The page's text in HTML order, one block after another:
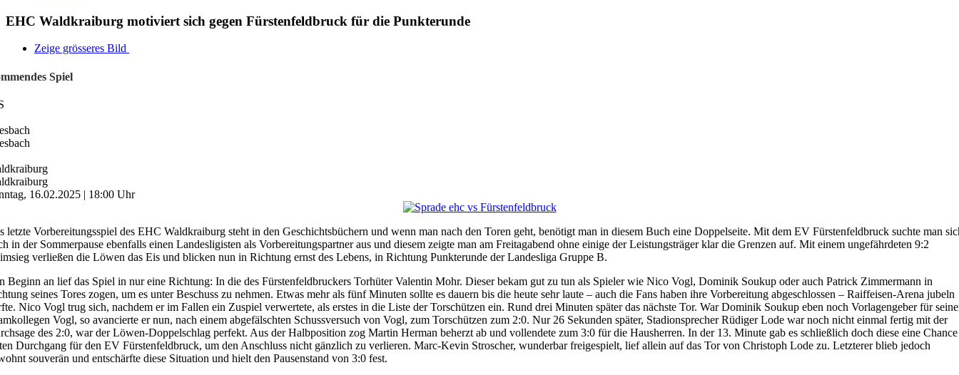
EHC Waldkraiburg motiviert sich gegen Fürstenfeldbruck für die Punkterunde
Zeige grösseres Bild
Spiel
16.02.2025 | 18:00 Uhr
letzte Vorbereitungsspiel des EHC Waldkraiburg steht in den Geschichtsbüchern und wenn man nach den Toren geht, benötigt man in diesem Buch eine Doppelseite. Mit dem EV Fürstenfeldbruck suchte man
in der Sommerpause ebenfalls einen Landesligisten als Vorbereitungspartner aus und diesem zeigte man am Freitagabend ohne einige der Leistungsträger klar die Grenzen auf. Mit einem ungefährdeten 9:2
verließen die Löwen das Eis und blicken nun in Richtung ernst des Lebens, in Richtung Punkterunde der Landesliga Gruppe B.
Beginn an lief das Spiel in nur eine Richtung: In die des Fürstenfeldbruckers Torhüter Valentin Mohr. Dieser bekam gut zu tun als Spieler wie Nico Vogl, Dominik Soukup oder auch Patrick Zimmermann in
seines Tores zogen, um es unter Beschuss zu nehmen. Etwas mehr als fünf Minuten sollte es dauern bis die heute sehr laute – auch die Fans haben ihre Vorbereitung abgeschlossen – Raiffeisen-Arena jubeln
Nico Vogl trug sich, nachdem er im Fallen ein Zuspiel verwertete, als erstes in die Liste der Torschützen ein. Rund drei Minuten später das nächste Tor. War Dominik Soukup eben noch Vorlagengeber für
Vogl, so avancierte er nun, nach einem abgefälschten Schussversuch von Vogl, zum Torschützen zum 2:0. Nur 26 Sekunden später, Stadionsprecher Rüdiger Lode war noch nicht einmal fertig mit der
des 2:0, war der Löwen-Doppelschlag perfekt. Aus der Halbposition zog Martin Herman beherzt ab und vollendete zum 3:0 für die Hausherren. In der 13. Minute gab es schließlich doch diese eine
Durchgang für den EV Fürstenfeldbruck, um den Anschluss nicht gänzlich zu verlieren. Marc-Kevin Stroscher, wunderbar freigespielt, lief allein auf das Tor von Christoph Lode zu. Letzterer blieb jedoch
souverän und entschärfte diese Situation und hielt den Pausenstand von 3:0 fest.